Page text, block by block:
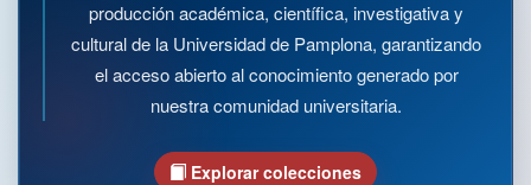
producción académica, científica, investigativa y
cultural de la Universidad de Pamplona, garantizando
el acceso abierto al conocimiento generado por
nuestra comunidad universitaria.
Explorar colecciones